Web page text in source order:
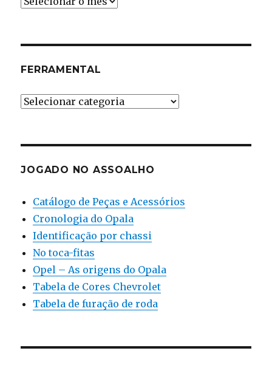
FERRAMENTAL
Ferramental
JOGADO NO ASSOALHO
Catálogo de Peças e Acessórios
Cronologia do Opala
Identificação por chassi
No toca-fitas
Opel – As origens do Opala
Tabela de Cores Chevrolet
Tabela de furação de roda